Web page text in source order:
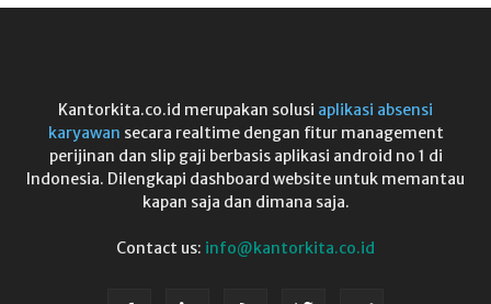
Kantorkita.co.id merupakan solusi aplikasi absensi
karyawan secara realtime dengan fitur management
perijinan dan slip gaji berbasis aplikasi android no 1 di
Indonesia. Dilengkapi dashboard website untuk memantau
kapan saja dan dimana saja.
Contact us: info@kantorkita.co.id